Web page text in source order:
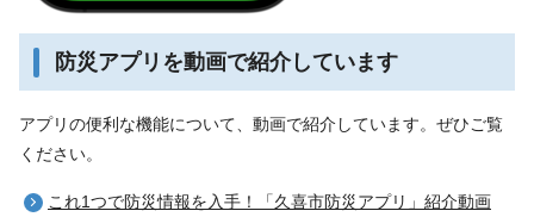
防災アプリを動画で紹介しています
アプリの便利な機能について、動画で紹介しています。ぜひご覧
ください。
これ1つで防災情報を入手！「久喜市防災アプリ」紹介動画